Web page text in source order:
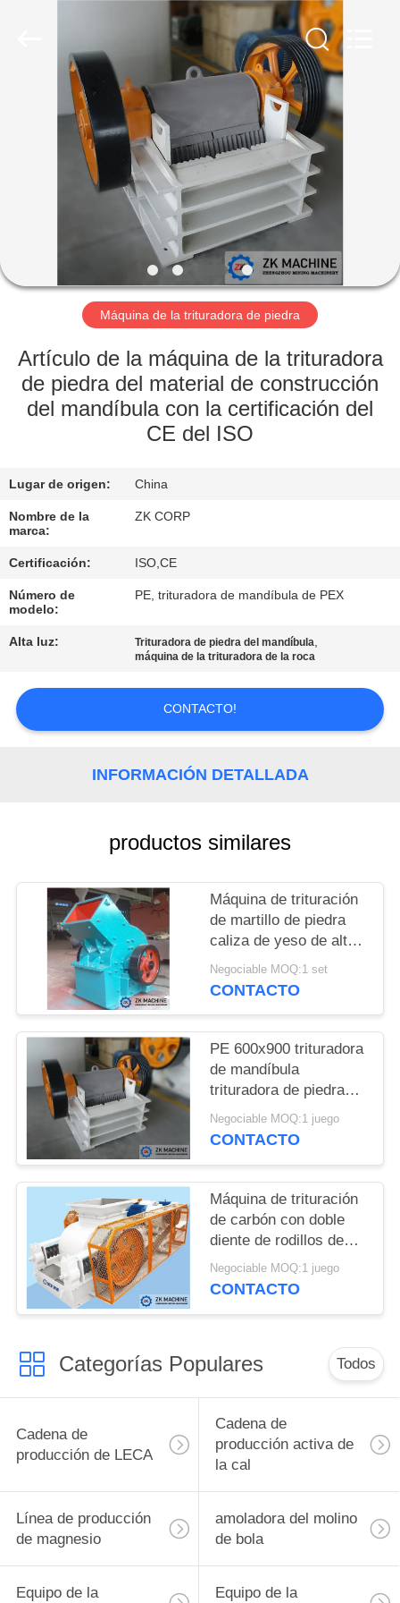
HOGAR
PRODUCTOS
DEMOSTRACIÓN
DE
SOBRE
NOSOTROS
DE
LA
FÁBRICA
CONTROL
DE
ÉNTRENOS
CONTACTO
PIDA
UNA
CITA
MAPA
DEL
SITIO
POLÍTICA
DE
PRIVACIDAD
Máquina de la trituradora de piedra
Artículo de la máquina de la trituradora
de piedra del material de construcción
del mandíbula con la certificación del
CE del ISO
Lugar de origen: China
Nombre de la
marca:
ZK CORP
Certificación: ISO,CE
Número de
modelo:
PE, trituradora de mandíbula de PEX
Alta luz: Trituradora de piedra del mandíbula,
máquina de la trituradora de la roca
CONTACTO!
INFORMACIÓN DETALLADA
productos similares
Máquina de trituración
de martillo de piedra
caliza de yeso de alta
eficiencia PC600x400
en venta
Negociable MOQ:1 set
CONTACTO
PE 600x900 trituradora
de mandíbula
trituradora de piedra
caliza Máquina de alta
eficiencia condiciones
Negociable MOQ:1 juego
CONTACTO
Máquina de trituración
de carbón con doble
diente de rodillos de
100T/h Gran capacidad
de producción
Negociable MOQ:1 juego
CONTACTO
Categorías Populares Todos
Cadena de
producción de LECA
Cadena de
producción activa de
la cal
Línea de producción
de magnesio
amoladora del molino
de bola
Equipo de la Equipo de la